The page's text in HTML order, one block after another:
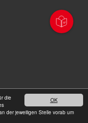
OK
die
der jeweiligen Stelle vorab um
|Impressum